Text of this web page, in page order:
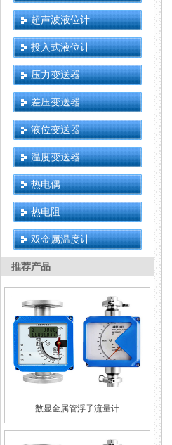
超声波液位计
投入式液位计
压力变送器
差压变送器
液位变送器
温度变送器
热电偶
热电阻
双金属温度计
推荐产品
数显金属管浮子流量计